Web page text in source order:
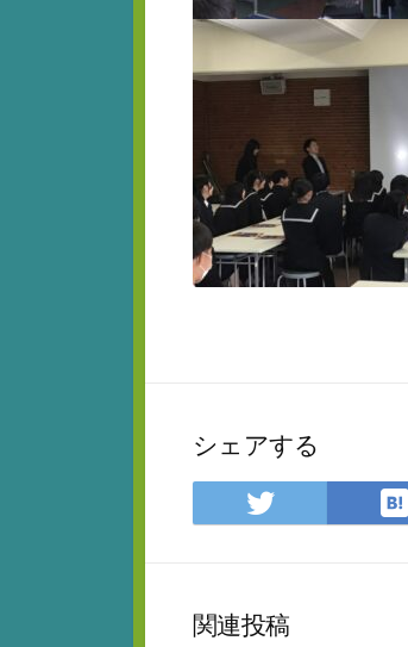
シェアする
Twitter
で
ア
関連投稿